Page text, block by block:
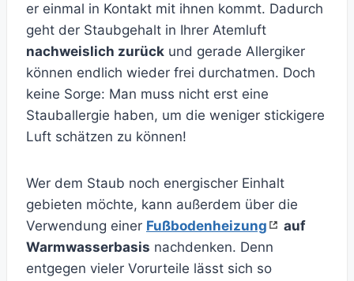
er einmal in Kontakt mit ihnen kommt. Dadurch
geht der Staubgehalt in Ihrer Atemluft
nachweislich zurück und gerade Allergiker
können endlich wieder frei durchatmen. Doch
keine Sorge: Man muss nicht erst eine
Stauballergie haben, um die weniger stickigere
Luft schätzen zu können!
Wer dem Staub noch energischer Einhalt
gebieten möchte, kann außerdem über die
Verwendung einer Fußbodenheizung
auf
Warmwasserbasis nachdenken. Denn
entgegen vieler Vorurteile lässt sich so